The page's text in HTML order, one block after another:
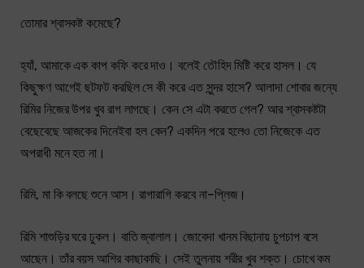
তোমার শ্বাসকষ্ট কমেছে?
হ্যাঁ, আমাকে এক কাপ কফি করে দাও। বলেই তৌহিদ মিষ্টি করে হাসল। যে
কিছুক্ষণ আগেই ছটফট করছিল সে কী করে এত সুন্দর হাসে? আলাদা শোবার জন্যে
রিমির নিজের উপর খুব রাগ লাগছে। কেন সে এটা করতে গেল? আর শ্বাসকষ্টটা
বেছেবেছে আজকের দিনেইবা হল কেন? একদিন পরে হলেও তো নিজেকে এত
অপরাধী মনে হত না।
রিমি, মা কি বলছে শুনে আস। রাগারাগি করবে না–প্লিজ।
রিমি শাশুড়ির ঘরে ঢুকল। বাতি জ্বালাল। জোবেদা খানম বিছানায় চুপচাপ বসে
আছেন। তাঁর বয়স আশির কাছাকাছি। সেই তুলনায় শরীর খুব শক্ত। চোখে কম